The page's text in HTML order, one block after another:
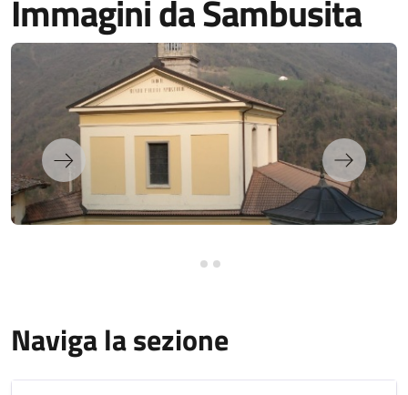
Immagini da Sambusita
Naviga la sezione